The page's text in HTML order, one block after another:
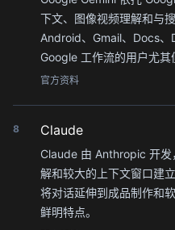
下文、图像视频理解和与
Android、Gmail、Docs
Google 工作流的用户尤其
官方资料
8 Claude
Claude 由 Anthropic 开发
解和较大的上下文窗口建
将对话延伸到成品制作和
鲜明特点。